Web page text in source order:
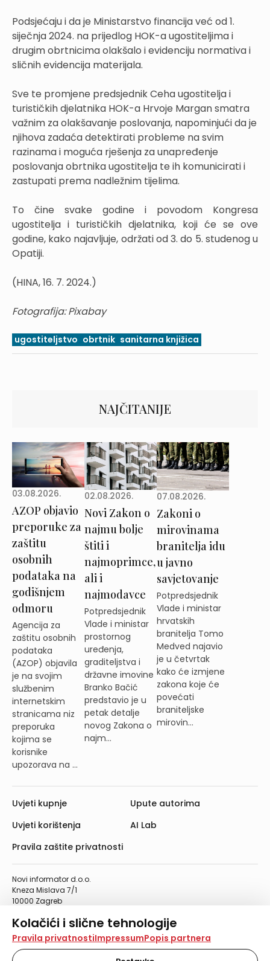
Kolačići i slične tehnologije
Na našoj web stranici koristimo kolačiće i slične
tehnologije za pohranu, čitanje i obradu informacija na
Pravila privatnostiImpressumPopis partnera
Podsjećaju i da je Ministarstvo financija već od 1.
siječnja 2024. na prijedlog HOK-a ugostiteljima i
drugim obrtnicima olakšalo i evidenciju normativa i
sličnih evidencija materijala.
Sve te promjene predsjednik Ceha ugostitelja i
turističkih djelatnika HOK-a Hrvoje Margan smatra
važnim za olakšavanje poslovanja, napominjući da je
njihova zadaća detektirati probleme na svim
razinama i moguća rješenja za unapređenje
poslovanja obrtnika ugostitelja te ih komunicirati i
zastupati prema nadležnim tijelima.
To čine svake godine i povodom Kongresa
ugostitelja i turističkih djelatnika, koji će se ove
godine, kako najavljuje, održati od 3. do 5. studenog u
Opatiji.
(HINA, 16. 7. 2024.)
Fotografija: Pixabay
ugostiteljstvo obrtnik sanitarna knjižica
NAJČITANIJE
03.08.2026.
AZOP objavio
preporuke za
zaštitu
osobnih
podataka na
godišnjem
odmoru
Agencija za
zaštitu osobnih
podataka
(AZOP) objavila
je na svojim
službenim
internetskim
stranicama niz
preporuka
kojima se
korisnike
upozorava na ...
02.08.2026.
Novi Zakon o
najmu bolje
štiti i
najmoprimce,
ali i
najmodavce
Potpredsjednik
Vlade i ministar
prostornog
uređenja,
graditeljstva i
državne imovine
Branko Bačić
predstavio je u
petak detalje
novog Zakona o
najm...
07.08.2026.
Zakoni o
mirovinama
branitelja idu
u javno
savjetovanje
Potpredsjednik
Vlade i ministar
hrvatskih
branitelja Tomo
Medved najavio
je u četvrtak
kako će izmjene
zakona koje će
povećati
braniteljske
mirovin...
Novi informator d.o.o.
Kneza Mislava 7/1
10000 Zagreb
Telefaks: 01/4612-553
info@informator.hr
Uvjeti kupnje
Uvjeti korištenja
Pravila zaštite privatnosti
Upute autorima
AI Lab